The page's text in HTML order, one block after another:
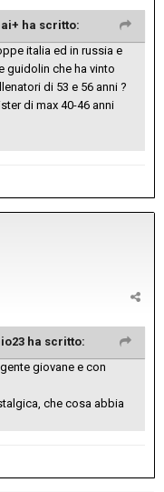
ha scritto:
italia ed in russia e
guidolin che ha vinto
di 53 e 56 anni ?
di max 40-46 anni
ha scritto:
giovane e con
che cosa abbia